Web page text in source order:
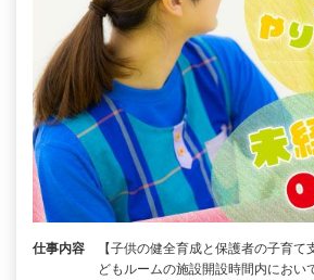
仕事内容
【子供の健全育成と保護者の子育
どもルームの施設開設時間内におい